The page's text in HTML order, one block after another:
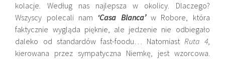
kolacje. Według nas najlepsza w okolicy. Dlaczego?
Wszyscy polecali nam ‘Casa Blanca’w Robore, która
faktycznie wygląda pięknie, ale jedzenie nie odbiegało
daleko od standardów fast-foodu… NatomiastRuta 4,
kierowana przez sympatyczna Niemkę, jest wzorcowa.